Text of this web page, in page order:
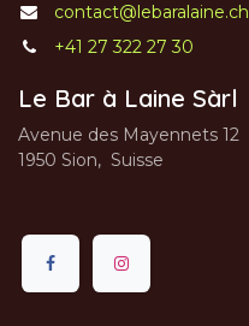
contact@lebaralaine.ch
+41 27 322 27 30
Le Bar à Laine Sàrl
Avenue des Mayennets 12
1950 Sion, Suisse